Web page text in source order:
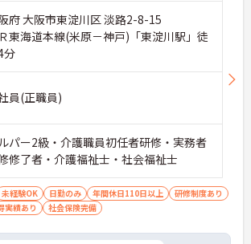
府 大阪市東淀川区 淡路2-8-15
東海道本線(米原－神戸)「東淀川駅」徒
分
員(正職員)
パー2級・介護職員初任者研修・実務者
修了者・介護福祉士・社会福祉士
未経験OK 日勤のみ 年間休日110日以上
研修制度あり
実績あり
社会保険完備